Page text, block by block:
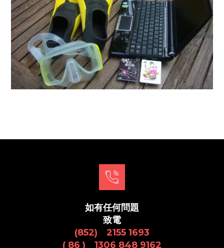
如有任何問題
致電
(852) 2155 1693
( 86 ) 1306 848 9162